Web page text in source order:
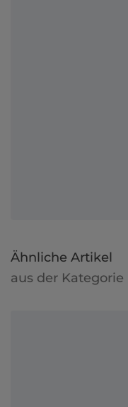
Ähnliche Artikel
aus der